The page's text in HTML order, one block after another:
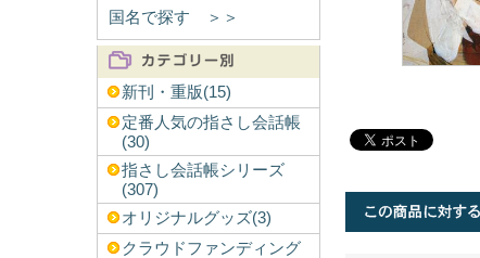
国名で探す ＞＞
新刊・重版(15)
定番人気の指さし会話帳
(30)
指さし会話帳シリーズ
(307)
オリジナルグッズ(3)
クラウドファンディング